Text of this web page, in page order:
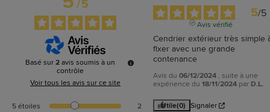
Basé sur2 avis soumis à un
contrôle
Voir tous les avis sur ce site
5étoiles
2
5/5
Avis vérifié
Cendrier extérieur très simple
fixer avec une grande
contenance
Avis du06/12/2024 , suite à une
expérience du18/11/2024 par D.L.
Utile(0) Signaler